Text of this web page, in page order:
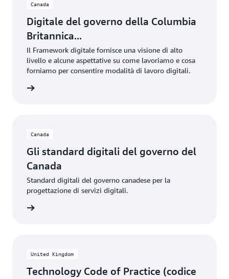
Canada
Digitale del governo della Columbia
Britannica...
Il Framework digitale fornisce una visione di alto
livello e alcune aspettative su come lavoriamo e cosa
forniamo per consentire modalità di lavoro digitali.
Canada
Gli standard digitali del governo del
Canada
Standard digitali del governo canadese per la
progettazione di servizi digitali.
United Kingdom
Technology Code of Practice (codice